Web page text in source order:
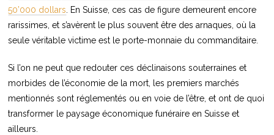
50’000 dollars . En Suisse, ces cas de figure demeurent encore
rarissimes, et s’avèrent le plus souvent être des arnaques, où la
seule véritable victime est le porte-monnaie du commanditaire.
Si l’on ne peut que redouter ces déclinaisons souterraines et
morbides de l’économie de la mort, les premiers marchés
mentionnés sont réglementés ou en voie de l’être, et ont de quoi
transformer le paysage économique funéraire en Suisse et
ailleurs.